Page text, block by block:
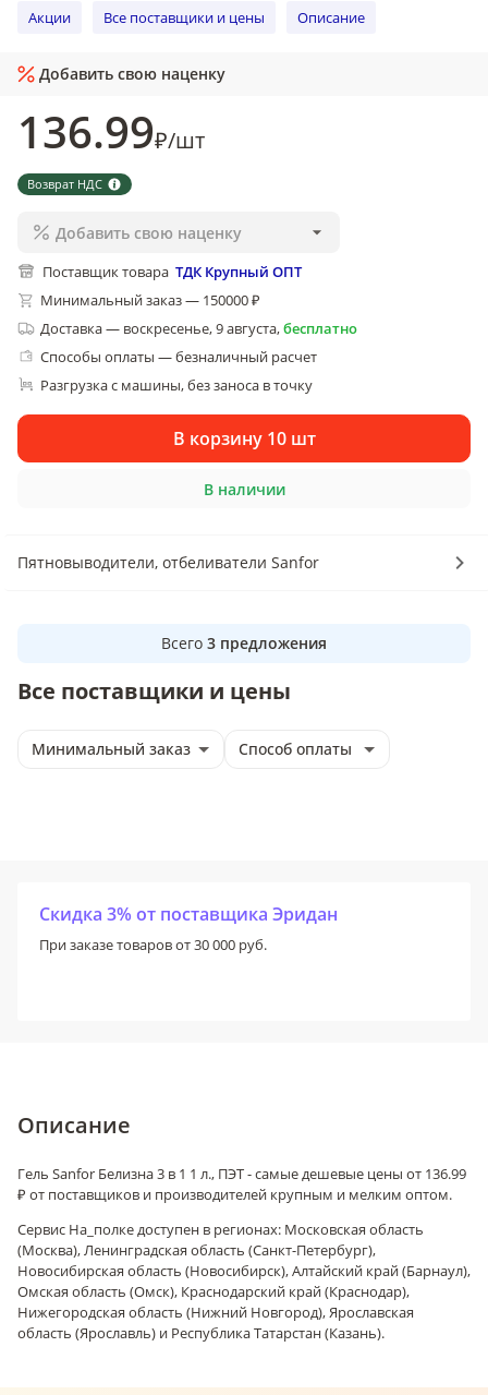
Акции Все поставщики и цены Описание
Добавить свою наценку
136.99₽/шт
Возврат НДС
Добавить свою наценку
Поставщик товара ТДК Крупный ОПТ
Минимальный заказ — 150000 ₽
Доставка— воскресенье, 9 августа,бесплатно
Способы оплаты — безналичный расчет
Разгрузка с машины, без заноса в точку
В корзину 10 шт
В наличии
Пятновыводители, отбеливатели Sanfor
Всего 3 предложения
Все поставщики и цены
Минимальный заказ Способ оплаты
Скидка 3% от поставщика Эридан
При заказе товаров от 30 000 руб.
Описание
Гель Sanfor Белизна 3 в 1 1 л., ПЭТ - самые дешевые цены от 136.99
₽ от поставщиков и производителей крупным и мелким оптом.
Сервис На_полке доступен в регионах: Московская область
(Москва), Ленинградская область (Санкт-Петербург),
Новосибирская область (Новосибирск), Алтайский край (Барнаул),
Омская область (Омск), Краснодарский край (Краснодар),
Нижегородская область (Нижний Новгород), Ярославская
область (Ярославль) и Республика Татарстан (Казань).